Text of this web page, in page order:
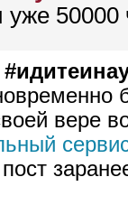
50000
вере